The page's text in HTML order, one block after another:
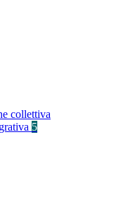
collettiva
5